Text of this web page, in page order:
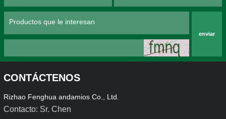
enviar
CONTÁCTENOS
Rizhao Fenghua andamios Co., Ltd.
Contacto: Sr. Chen